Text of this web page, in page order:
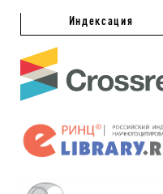
Индексация